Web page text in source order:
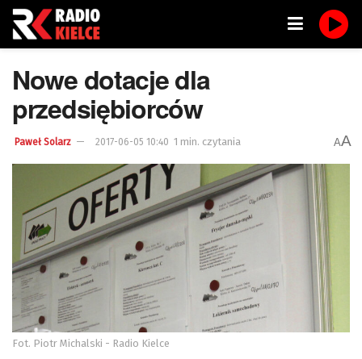
Nowe dotacje dla
przedsiębiorców
Paweł Solarz 2017-06-05 10:40 1 min. czytania AA
Fot. Piotr Michalski - Radio Kielce